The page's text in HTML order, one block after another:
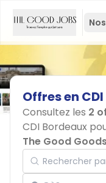
Offresen CDI
Consultez les 2
CDI Bordeaux
The Good
Rechercher par
Localisation